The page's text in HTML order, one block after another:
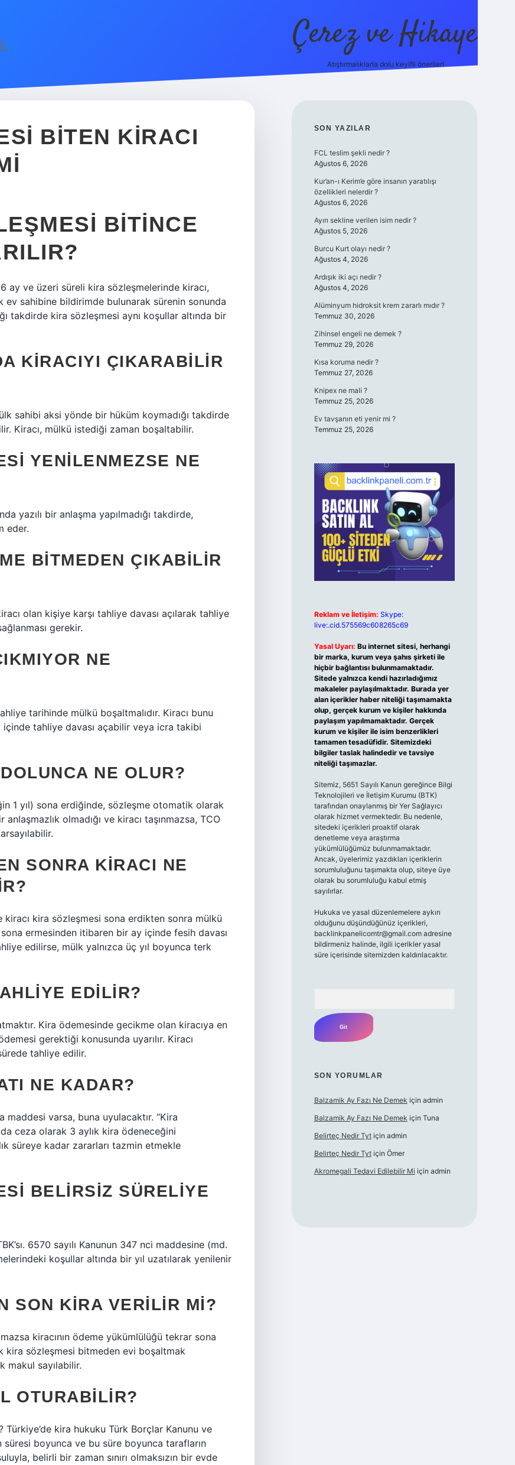
Çerez ve Hikaye
Atıştırmalıklarla dolu keyifli öneriler!
BITEN KIRACI
BITINCE
ay ve üzeri süreli kira sözleşmelerinde kiracı,
ev sahibine bildirimde bulunarak sürenin sonunda
takdirde kira sözleşmesi aynı koşullar altında bir
KIRACIYI ÇIKARABILIR
sahibi aksi yönde bir hüküm koymadığı takdirde
Kiracı, mülkü istediği zaman boşaltabilir.
YENILENMEZSE NE
yazılı bir anlaşma yapılmadığı takdirde,
eder.
BITMEDEN ÇIKABILIR
olan kişiye karşı tahliye davası açılarak tahliye
gerekir.
NE
tarihinde mülkü boşaltmalıdır. Kiracı bunu
tahliye davası açabilir veya icra takibi
NE OLUR?
1 yıl) sona erdiğinde, sözleşme otomatik olarak
olmadığı ve kiracı taşınmazsa, TCO
SONRA KIRACI NE
kira sözleşmesi sona erdikten sonra mülkü
ermesinden itibaren bir ay içinde fesih davası
edilirse, mülk yalnızca üç yıl boyunca terk
EDILIR?
Kira ödemesinde gecikme olan kiracıya en
gerektiği konusunda uyarılır. Kiracı
tahliye edilir.
NE KADAR?
varsa, buna uyulacaktır. “Kira
ceza olarak 3 aylık kira ödeneceğini
süreye kadar zararları tazmin etmekle
BELIRSIZ SÜRELIYE
6570 sayılı Kanunun 347 nci maddesine (md.
koşullar altında bir yıl uzatılarak yenilenir
SON KIRA VERILIR MI?
kiracının ödeme yükümlülüğü tekrar sona
kira sözleşmesi bitmeden evi boşaltmak
makul sayılabilir.
OTURABILIR?
kira hukuku Türk Borçlar Kanunu ve
boyunca ve bu süre boyunca tarafların
belirli bir zaman sınırı olmaksızın bir evde
SIDEBAR
SON YAZILAR
FCL teslim şekli nedir ?
Ağustos 6, 2026
Kur’an-ı Kerim’e göre insanın yaratılışı
özellikleri nelerdir ?
Ağustos 6, 2026
Ayın sekline verilen isim nedir ?
Ağustos 5, 2026
Burcu Kurt olayı nedir ?
Ağustos 4, 2026
Ardışık iki açı nedir ?
Ağustos 4, 2026
Alüminyum hidroksit krem zararlı mıdır ?
Temmuz 30, 2026
Zihinsel engeli ne demek ?
Temmuz 29, 2026
Kısa koruma nedir ?
Temmuz 27, 2026
Knipex ne mali ?
Temmuz 25, 2026
Ev tavşanın eti yenir mi ?
Temmuz 25, 2026
Reklam ve İletişim: Skype:
live:.cid.575569c608265c69
Yasal Uyarı: Bu internet sitesi, herhangi
bir marka, kurum veya şahıs şirketi ile
hiçbir bağlantısı bulunmamaktadır.
Sitede yalnızca kendi hazırladığımız
makaleler paylaşılmaktadır. Burada yer
alan içerikler haber niteliği taşımamakta
olup, gerçek kurum ve kişiler hakkında
paylaşım yapılmamaktadır. Gerçek
kurum ve kişiler ile isim benzerlikleri
tamamen tesadüfidir. Sitemizdeki
bilgiler taslak halindedir ve tavsiye
niteliği taşımazlar.
Sitemiz, 5651 Sayılı Kanun gereğince Bilgi
Teknolojileri ve İletişim Kurumu (BTK)
tarafından onaylanmış bir Yer Sağlayıcı
olarak hizmet vermektedir. Bu nedenle,
sitedeki içerikleri proaktif olarak
denetleme veya araştırma
yükümlülüğümüz bulunmamaktadır.
Ancak, üyelerimiz yazdıkları içeriklerin
sorumluluğunu taşımakta olup, siteye üye
olarak bu sorumluluğu kabul etmiş
sayılırlar.
Hukuka ve yasal düzenlemelere aykırı
olduğunu düşündüğünüz içerikleri,
backlinkpanelicomtr@gmail.comadresine
bildirmeniz halinde, ilgili içerikler yasal
süre içerisinde sitemizden kaldırılacaktır.
SON YORUMLAR
Balzamik Ay Fazı Ne Demek için admin
Balzamik Ay Fazı Ne Demek için Tuna
Belirteç Nedir Tytiçin admin
Belirteç Nedir Tytiçin Ömer
Akromegali Tedavi Edilebilir Mi için admin